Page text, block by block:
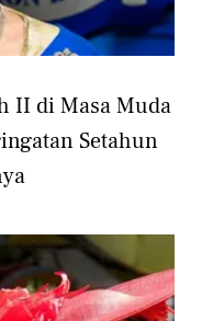
II di Masa Muda
Setahun